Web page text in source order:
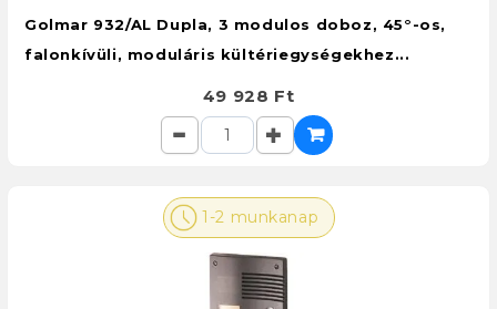
Golmar 932/AL Dupla, 3 modulos doboz, 45°-os,
falonkívüli, moduláris kültériegységekhez...
49 928 Ft
1-2 munkanap